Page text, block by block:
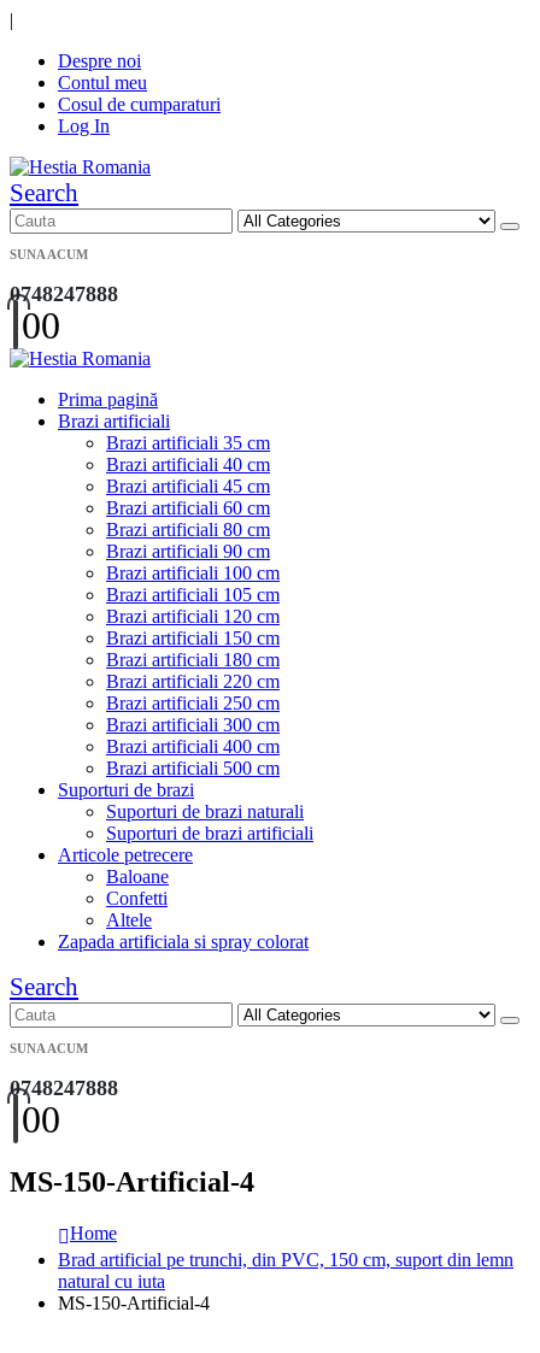
|
Despre noi
Contul meu
Cosul de cumparaturi
Log In
Search
SUNA ACUM
0748247888
00
Prima pagină
Brazi artificiali
Brazi artificiali 35 cm
Brazi artificiali 40 cm
Brazi artificiali 45 cm
Brazi artificiali 60 cm
Brazi artificiali 80 cm
Brazi artificiali 90 cm
Brazi artificiali 100 cm
Brazi artificiali 105 cm
Brazi artificiali 120 cm
Brazi artificiali 150 cm
Brazi artificiali 180 cm
Brazi artificiali 220 cm
Brazi artificiali 250 cm
Brazi artificiali 300 cm
Brazi artificiali 400 cm
Brazi artificiali 500 cm
Suporturi de brazi
Suporturi de brazi naturali
Suporturi de brazi artificiali
Articole petrecere
Baloane
Confetti
Altele
Zapada artificiala si spray colorat
Search
SUNA ACUM
0748247888
00
MS-150-Artificial-4
Home
Brad artificial pe trunchi, din PVC, 150 cm, suport din lemn
natural cu iuta
MS-150-Artificial-4